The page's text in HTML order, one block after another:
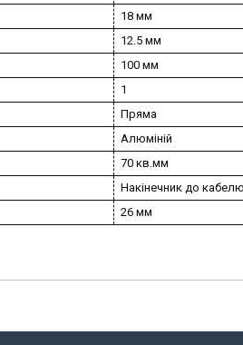
18 мм
12.5 мм
100 мм
1
Пряма
Алюміній
70 кв.мм
Накінечник до кабелю
26 мм